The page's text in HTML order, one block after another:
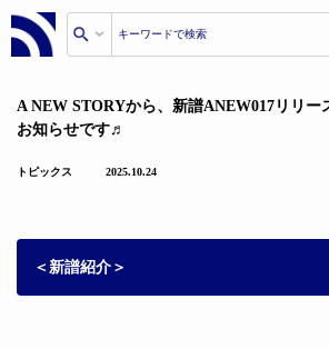
A NEW STORYから、新譜ANEW017リリー
お知らせです♬
トピックス 2025.10.24
＜新譜紹介＞